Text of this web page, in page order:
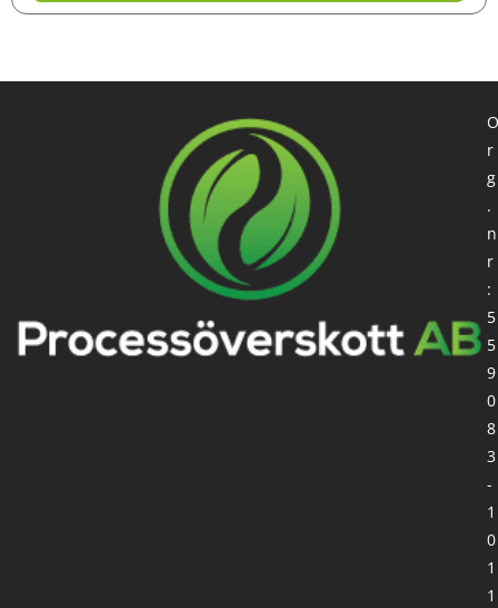
O
r
g
.
n
r
:
5
5
9
0
8
3
-
1
0
1
1